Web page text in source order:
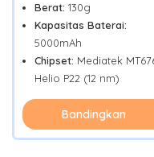
Berat: 130g
Kapasitas Baterai:
5000mAh
Chipset: Mediatek
Helio P22 (12 nm)
Bandingkan